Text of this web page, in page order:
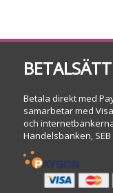
BETALSÄTT
Betala direkt med
samarbetar med
och
Handelsbanken,